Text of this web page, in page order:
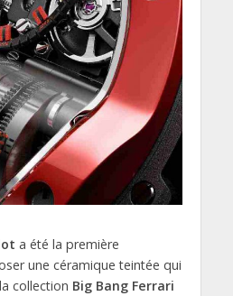
a été la première
une céramique teintée qui
collection Big Bang Ferrari